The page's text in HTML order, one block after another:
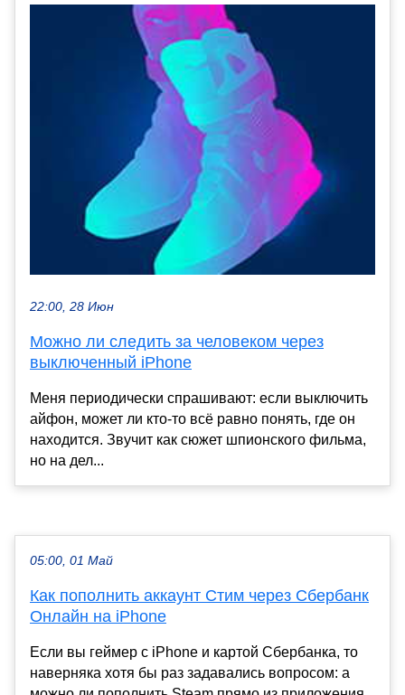
22:00, 28 Июн
Можно ли следить за человеком через
выключенный iPhone
Меня периодически спрашивают: если выключить
айфон, может ли кто-то всё равно понять, где он
находится. Звучит как сюжет шпионского фильма,
но на дел...
05:00, 01 Май
Как пополнить аккаунт Стим через Сбербанк
Онлайн на iPhone
Если вы геймер с iPhone и картой Сбербанка, то
наверняка хотя бы раз задавались вопросом: а